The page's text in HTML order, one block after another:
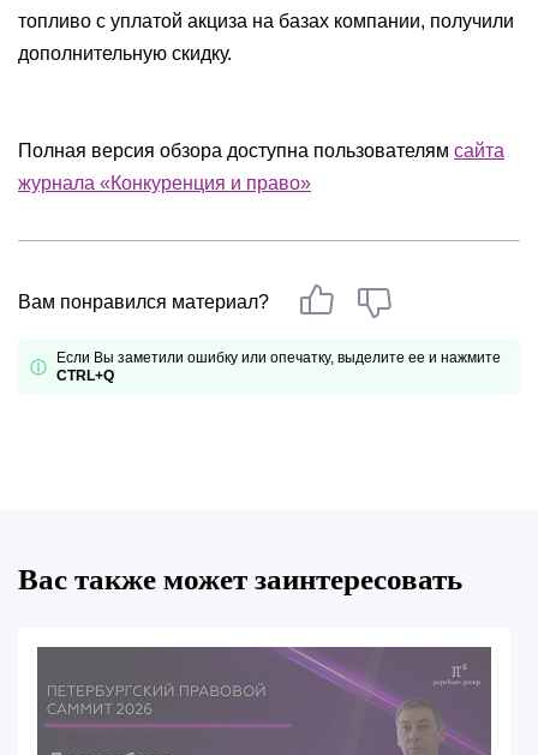
топливо с уплатой акциза на базах компании, получили
дополнительную скидку.
Полная версия обзора доступна пользователям сайта
журнала «Конкуренция и право»
Вам понравился материал?
Если Вы заметили ошибку или опечатку, выделите ее и нажмите
CTRL+Q
Вас также может заинтересовать